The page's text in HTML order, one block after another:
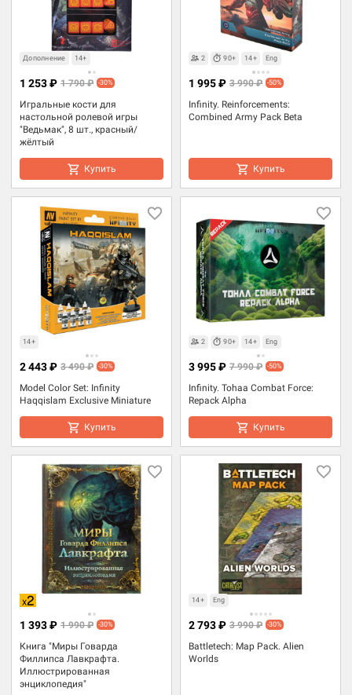
Дополнение 14+
Игральные кости для
настольной ролевой игры
"Ведьмак", 8 шт., красный/
жёлтый
1 253 ₽ 1 790 ₽ -30%
Купить
2 90+ 14+ Eng
Infinity. Reinforcements:
Combined Army Pack Beta
1 995 ₽ 3 990 ₽ -50%
Купить
14+
Model Color Set: Infinity
Haqqislam Exclusive Miniature
2 443 ₽ 3 490 ₽ -30%
Купить
2 90+ 14+ Eng
Infinity. Tohaa Combat Force:
Repack Alpha
3 995 ₽ 7 990 ₽ -50%
Купить
Книга "Миры Говарда
Филлипса Лавкрафта.
Иллюстрированная
энциклопедия"
1 393 ₽ 1 990 ₽ -30%
14+ Eng
Battletech: Map Pack. Alien
Worlds
2 793 ₽ 3 990 ₽ -30%